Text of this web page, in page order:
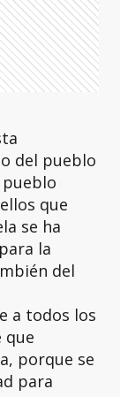
del pueblo
que
se ha
la
del
a todos los
que
porque se
para